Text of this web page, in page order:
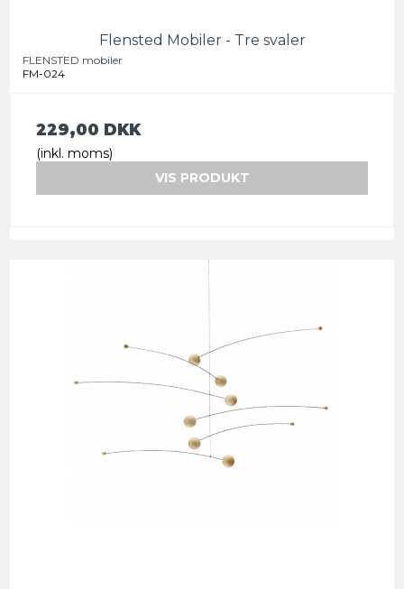
Flensted Mobiler - Tre svaler
FLENSTED mobiler
FM-024
229,00 DKK
(inkl. moms)
VIS PRODUKT